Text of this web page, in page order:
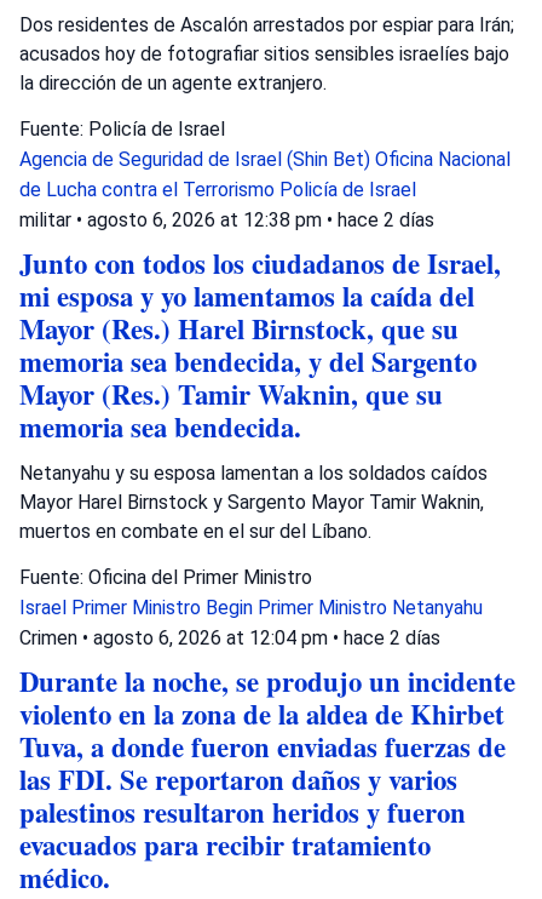
Dos residentes de Ascalón arrestados por espiar para Irán;
acusados hoy de fotografiar sitios sensibles israelíes bajo
la dirección de un agente extranjero.
Fuente: Policía de Israel
Agencia de Seguridad de Israel (Shin Bet) Oficina Nacional
de Lucha contra el Terrorismo Policía de Israel
militar • agosto 6, 2026 at 12:38 pm • hace 2 días
Junto con todos los ciudadanos de Israel,
mi esposa y yo lamentamos la caída del
Mayor (Res.) Harel Birnstock, que su
memoria sea bendecida, y del Sargento
Mayor (Res.) Tamir Waknin, que su
memoria sea bendecida.
Netanyahu y su esposa lamentan a los soldados caídos
Mayor Harel Birnstock y Sargento Mayor Tamir Waknin,
muertos en combate en el sur del Líbano.
Fuente: Oficina del Primer Ministro
Israel Primer Ministro Begin Primer Ministro Netanyahu
Crimen • agosto 6, 2026 at 12:04 pm • hace 2 días
Durante la noche, se produjo un incidente
violento en la zona de la aldea de Khirbet
Tuva, a donde fueron enviadas fuerzas de
las FDI. Se reportaron daños y varios
palestinos resultaron heridos y fueron
evacuados para recibir tratamiento
médico.